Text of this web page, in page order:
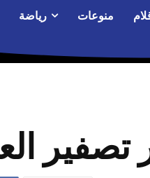
منوعات رياضة